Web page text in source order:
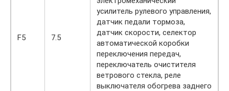
F5 7.5
усилитель рулевого управления,
датчик педали тормоза,
датчик скорости, селектор
автоматической коробки
переключения передач,
переключатель очистителя
ветрового стекла, реле
выключателя обогрева заднего